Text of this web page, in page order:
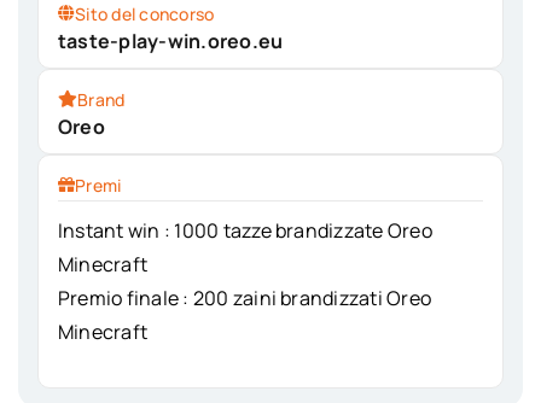
Sito del concorso
taste-play-win.oreo.eu
Brand
Oreo
Premi
Instant win : 1000 tazze brandizzate Oreo
Minecraft
Premio finale : 200 zaini brandizzati Oreo
Minecraft